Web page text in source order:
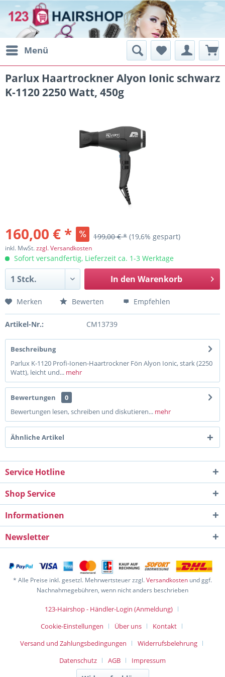
Menü
Parlux Haartrockner Alyon Ionic schwarz
K-1120 2250 Watt, 450g
160,00 € * 199,00 € * (19,6% gespart)
inkl. MwSt.zzgl. Versandkosten
Sofort versandfertig, Lieferzeit ca. 1-3 Werktage
In den Warenkorb
Merken Bewerten Empfehlen
Artikel-Nr.: CM13739
Beschreibung
Parlux K-1120 Profi-Ionen-Haartrockner Fön Alyon Ionic, stark (2250
Watt), leicht und... mehr
Bewertungen
0
Bewertungen lesen, schreiben und diskutieren... mehr
Ähnliche Artikel
Service Hotline
Shop Service
Informationen
Newsletter
* Alle Preise inkl. gesetzl. Mehrwertsteuer zzgl.Versandkosten und ggf.
Nachnahmegebühren, wenn nicht anders beschrieben
123-Hairshop - Händler-Login (Anmeldung)
Cookie-Einstellungen
Über uns
Kontakt
Versand und Zahlungsbedingungen
Widerrufsbelehrung
Datenschutz
AGB Impressum